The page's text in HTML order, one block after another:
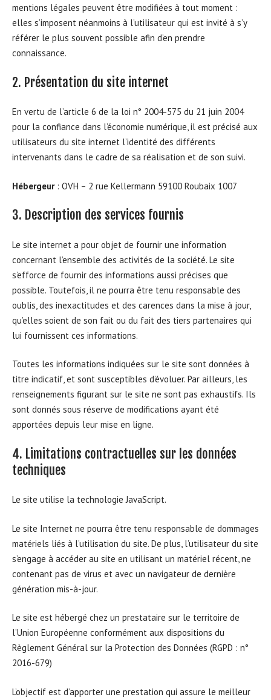
mentions légales peuvent être modifiées à tout moment :
elles s’imposent néanmoins à l’utilisateur qui est invité à s’y
référer le plus souvent possible afin d’en prendre
connaissance.
2. Présentation du site internet
En vertu de l’article 6 de la loi n° 2004-575 du 21 juin 2004
pour la confiance dans l’économie numérique, il est précisé aux
utilisateurs du site internet l’identité des différents
intervenants dans le cadre de sa réalisation et de son suivi.
Hébergeur: OVH – 2 rue Kellermann 59100 Roubaix 1007
3. Description des services fournis
Le site internet a pour objet de fournir une information
concernant l’ensemble des activités de la société. Le site
s’efforce de fournir des informations aussi précises que
possible. Toutefois, il ne pourra être tenu responsable des
oublis, des inexactitudes et des carences dans la mise à jour,
qu’elles soient de son fait ou du fait des tiers partenaires qui
lui fournissent ces informations.
Toutes les informations indiquées sur le site sont données à
titre indicatif, et sont susceptibles d’évoluer. Par ailleurs, les
renseignements figurant sur le site ne sont pas exhaustifs. Ils
sont donnés sous réserve de modifications ayant été
apportées depuis leur mise en ligne.
4. Limitations contractuelles sur les données
techniques
Le site utilise la technologie JavaScript.
Le site Internet ne pourra être tenu responsable de dommages
matériels liés à l’utilisation du site. De plus, l’utilisateur du site
s’engage à accéder au site en utilisant un matériel récent, ne
contenant pas de virus et avec un navigateur de dernière
génération mis-à-jour.
Le site est hébergé chez un prestataire sur le territoire de
l’Union Européenne conformément aux dispositions du
Règlement Général sur la Protection des Données (RGPD : n°
2016-679)
L’objectif est d’apporter une prestation qui assure le meilleur